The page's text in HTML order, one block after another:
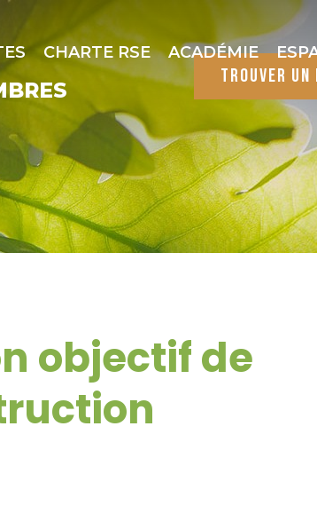
CHARTE RSE ACADÉMIE
trouver un
objectif de